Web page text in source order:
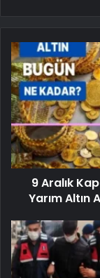
9 Aralık
Yarım Altın